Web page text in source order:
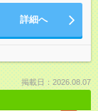
詳細へ
掲載日：2026.08.07